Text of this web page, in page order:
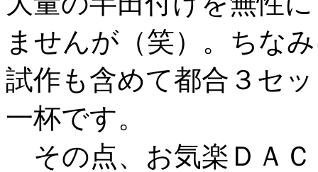
ませんが（笑）。ちな
試作も含めて都合３セ
一杯です。
その点、お気楽ＤＡ